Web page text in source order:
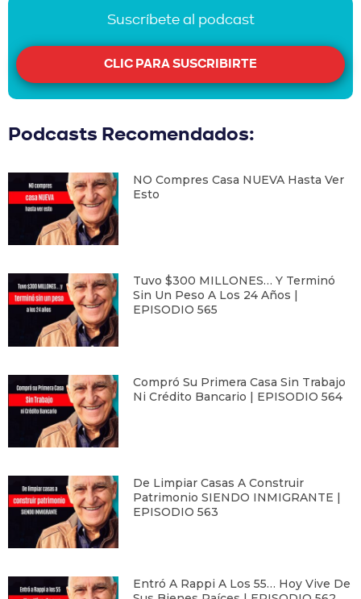
Suscríbete al podcast
CLIC PARA SUSCRIBIRTE
Podcasts Recomendados:
NO Compres Casa NUEVA Hasta Ver
Esto
Tuvo $300 MILLONES… Y Terminó
Sin Un Peso A Los 24 Años |
EPISODIO 565
Compró Su Primera Casa Sin Trabajo
Ni Crédito Bancario | EPISODIO 564
De Limpiar Casas A Construir
Patrimonio SIENDO INMIGRANTE |
EPISODIO 563
Entró A Rappi A Los 55… Hoy Vive De